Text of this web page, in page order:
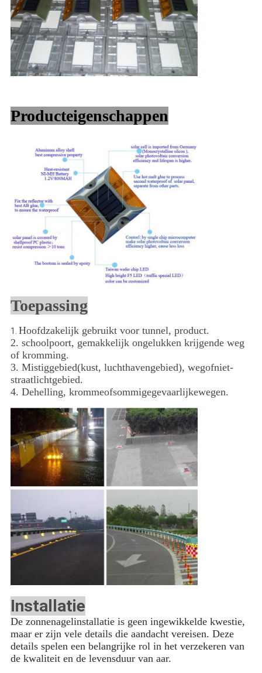
Producteigenschappen
Toepassing
1. Hoofdzakelijk gebruikt voor tunnel, product.
2. schoolpoort, gemakkelijk ongelukken krijgende weg
of kromming.
3. Mistiggebied(kust, luchthavengebied), wegofniet-
straatlichtgebied.
4. Dehelling, krommeofsommigegevaarlijkewegen.
Installatie
De zonnenagelinstallatie is geen ingewikkelde kwestie,
maar er zijn vele details die aandacht vereisen. Deze
details spelen een belangrijke rol in het verzekeren van
de kwaliteit en de levensduur van aar.